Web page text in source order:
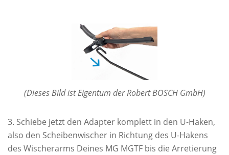
(Dieses Bild ist Eigentum der Robert BOSCH GmbH)
Schiebe jetzt den Adapter komplett in den U-Haken,
also den Scheibenwischer in Richtung des U-Hakens
des Wischerarms Deines MG MGTF bis die Arretierung